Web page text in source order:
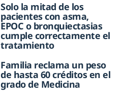
Solo la mitad de los
pacientes con asma,
EPOC o bronquiectasias
cumple correctamente el
tratamiento
Familia reclama un peso
de hasta 60 créditos en el
grado de Medicina